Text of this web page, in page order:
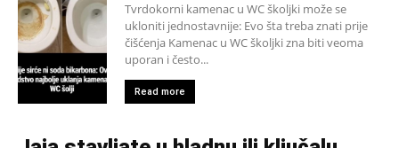
Tvrdokorni kamenac u WC školjki može se
ukloniti jednostavnije: Evo šta treba znati prije
čišćenja Kamenac u WC školjki zna biti veoma
uporan i često...
Read more